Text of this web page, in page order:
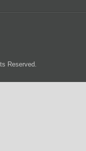
Reserved.